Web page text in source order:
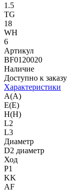
1.5
TG
18
WH
6
Артикул
BF0120020
Наличие
Доступно к заказу
Характеристики
A(A)
E(E)
H(H)
L2
L3
Диаметр
D2 диаметр
Ход
P1
KK
AF